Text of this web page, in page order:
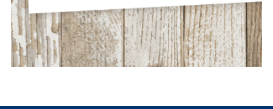
DRUKWERK LOGO VISITEKAARTJES WEBSITE